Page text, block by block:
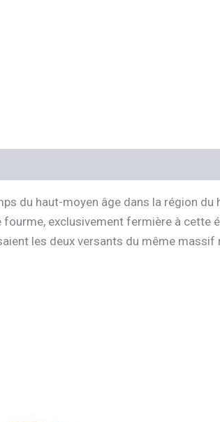
du haut-moyen âge dans la région
exclusivement fermière à cette
les deux versants du même